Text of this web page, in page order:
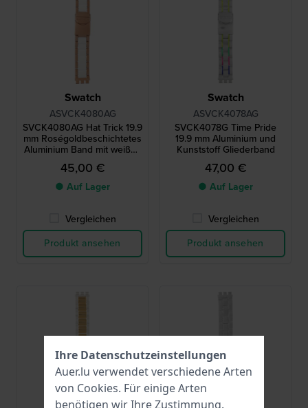
Swatch
ASVCK4080AG
SVCK4080AG Hat Trick 19.9
mm Roségoldbeschichtetes
Aluminium Band mit weißen
Kunststoffeinsätzen
45,00 €
● Auf Lager
Vergleichen
Produkt ansehen
Swatch
ASVCK4078AG
SVCK4078G Time Pride
19.9 mm Aluminium und
Kunststoff Gliederband
47,00 €
● Auf Lager
Vergleichen
Produkt ansehen
Ihre Datenschutzeinstellungen
Auer.lu verwendet verschiedene Arten
von Cookies. Für einige Arten
benötigen wir Ihre Zustimmung.